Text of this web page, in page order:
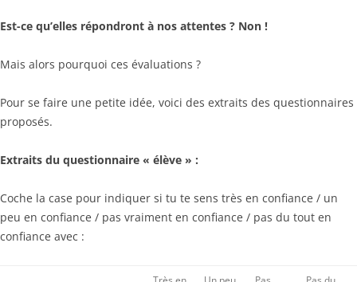
Est-ce qu’elles répondront à nos attentes ? Non !
Mais alors pourquoi ces évaluations ?
Pour se faire une petite idée, voici des extraits des questionnaires
proposés.
Extraits du questionnaire « élève » :
Coche la case pour indiquer si tu te sens très en confiance / un
peu en confiance / pas vraiment en confiance / pas du tout en
confiance avec :